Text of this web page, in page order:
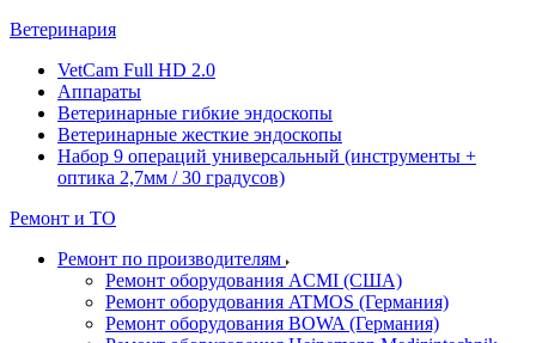
Ветеринария
VetCam Full HD 2.0
Аппараты
Ветеринарные гибкие эндоскопы
Ветеринарные жесткие эндоскопы
Набор 9 операций универсальный (инструменты +
оптика 2,7мм / 30 градусов)
Ремонт и ТО
Ремонт по производителям
Ремонт оборудования ACMI (США)
Ремонт оборудования ATMOS (Германия)
Ремонт оборудования BOWA (Германия)